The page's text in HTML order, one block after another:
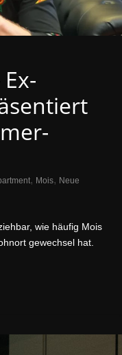
, Mois, Neue
wie häufig Mois
gewechsel hat.